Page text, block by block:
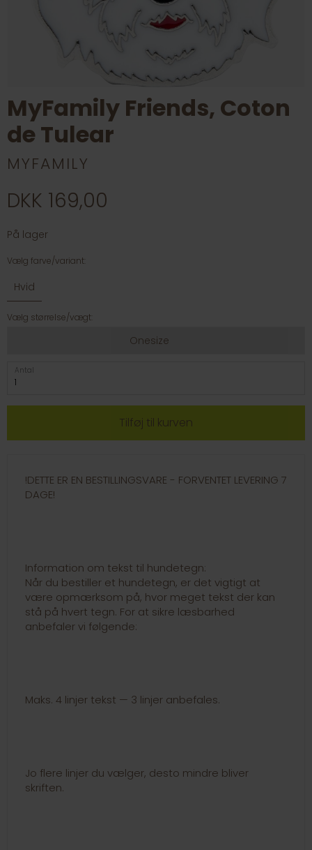
MyFamily Friends, Coton
de Tulear
MYFAMILY
DKK 169,00
På lager
Vælg farve/variant:
Hvid
Vælg størrelse/vægt:
Onesize
Antal
!DETTE ER EN BESTILLINGSVARE - FORVENTET LEVERING 7
DAGE!
Information om tekst til hundetegn:
Når du bestiller et hundetegn, er det vigtigt at
være opmærksom på, hvor meget tekst der kan
stå på hvert tegn. For at sikre læsbarhed
anbefaler vi følgende:
Maks. 4 linjer tekst — 3 linjer anbefales.
Jo flere linjer du vælger, desto mindre bliver
skriften.